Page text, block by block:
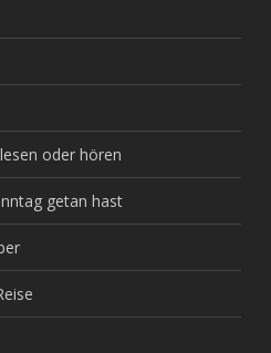
oder hören
getan hast